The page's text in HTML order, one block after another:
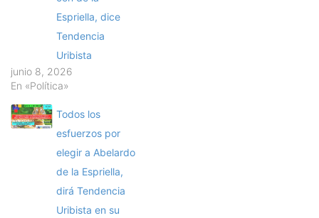
Espriella, dice
Tendencia
Uribista
junio 8, 2026
En «Política»
Todos los
esfuerzos por
elegir a Abelardo
de la Espriella,
dirá Tendencia
Uribista en su